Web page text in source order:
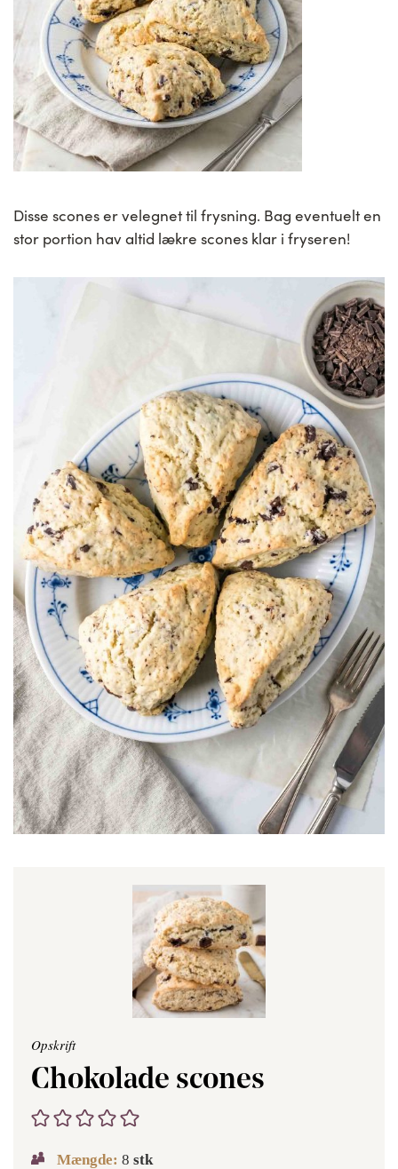
Disse scones er velegnet til frysning. Bag eventuelt en
stor portion hav altid lækre scones klar i fryseren!
Opskrift
Chokolade scones
Mængde: 8 stk